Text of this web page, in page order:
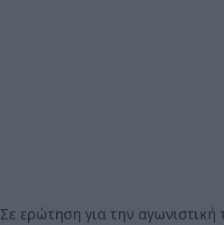
Σε ερώτηση για την αγωνιστική